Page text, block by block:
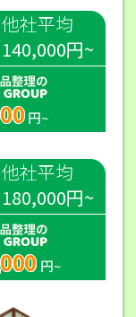
他社平均
140,000円~
円~
他社平均
180,000円~
円~